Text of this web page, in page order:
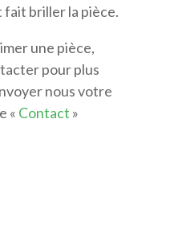
fait briller la pièce.
une pièce,
pour plus
nous votre
« Contact »